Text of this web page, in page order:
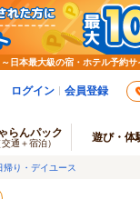
日本最大級の宿・ホテル予約サ
ログイン 会員登録
らんパック
交通＋宿泊） 遊び・体
帰り・デイユース